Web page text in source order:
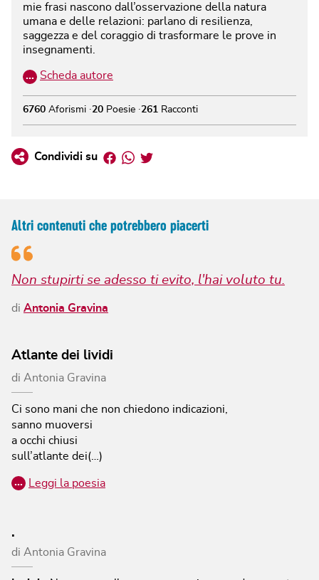
mie frasi nascono dall’osservazione della natura
umana e delle relazioni: parlano di resilienza,
saggezza e del coraggio di trasformare le prove in
insegnamenti.
… Scheda autore
6760 Aforismi 20 Poesie 261 Racconti
Condividi su Facebook
Whatsapp
Twitter
Altri contenuti che potrebbero piacerti
Non stupirti se adesso ti evito, l'hai voluto tu.
di Antonia Gravina
Atlante dei lividi
di Antonia Gravina
Ci sono mani che non chiedono indicazioni,
sanno muoversi
a occhi chiusi
sull’atlante dei(…)
… Leggi la poesia
.
di Antonia Gravina